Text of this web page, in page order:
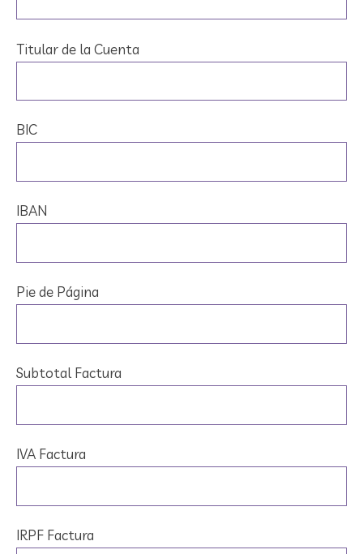
Titular de la Cuenta
BIC
IBAN
Pie de Página
Subtotal Factura
IVA Factura
IRPF Factura